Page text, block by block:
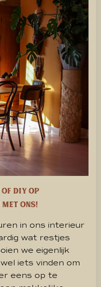
DIY op
ons!
in ons interieur
wat restjes
we eigenlijk
iets vinden om
eens op te